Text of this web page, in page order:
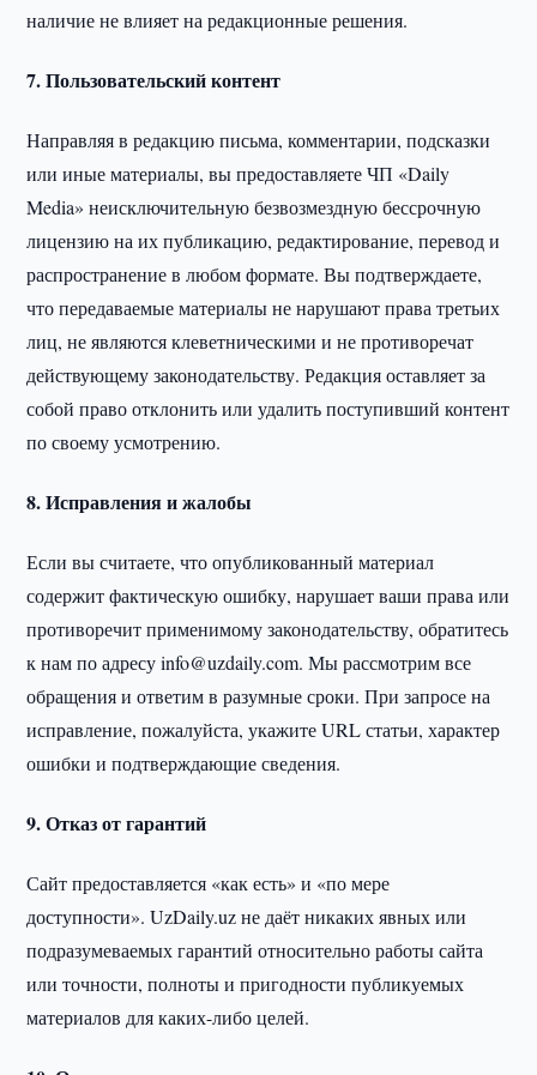
наличие не влияет на редакционные решения.
7. Пользовательский контент
Направляя в редакцию письма, комментарии, подсказки
или иные материалы, вы предоставляете ЧП «Daily
Media» неисключительную безвозмездную бессрочную
лицензию на их публикацию, редактирование, перевод и
распространение в любом формате. Вы подтверждаете,
что передаваемые материалы не нарушают права третьих
лиц, не являются клеветническими и не противоречат
действующему законодательству. Редакция оставляет за
собой право отклонить или удалить поступивший контент
по своему усмотрению.
8. Исправления и жалобы
Если вы считаете, что опубликованный материал
содержит фактическую ошибку, нарушает ваши права или
противоречит применимому законодательству, обратитесь
к нам по адресу info@uzdaily.com. Мы рассмотрим все
обращения и ответим в разумные сроки. При запросе на
исправление, пожалуйста, укажите URL статьи, характер
ошибки и подтверждающие сведения.
9. Отказ от гарантий
Сайт предоставляется «как есть» и «по мере
доступности». UzDaily.uz не даёт никаких явных или
подразумеваемых гарантий относительно работы сайта
или точности, полноты и пригодности публикуемых
материалов для каких-либо целей.